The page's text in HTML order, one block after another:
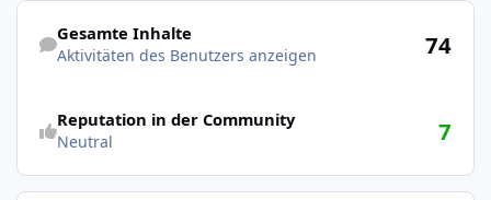
Aktivitäten des Benutzers anzeigen
Gesamte Inhalte
Aktivitäten des Benutzers anzeigen 74
Reputation in der Community
Neutral 7